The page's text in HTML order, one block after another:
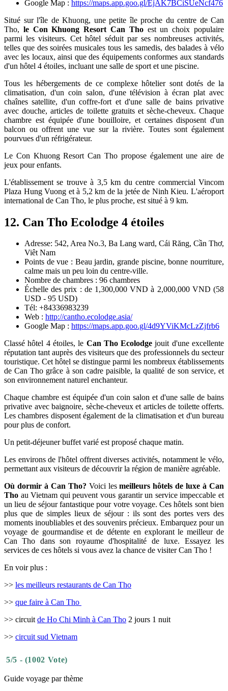
Google Map : https://maps.app.goo.gl/EjAK7BCiSUeNcf476
Situé sur l'île de Khuong, une petite île proche du centre de Can
Tho, le Con Khuong Resort Can Thoest un choix populaire
parmi les visiteurs. Cet hôtel séduit par ses nombreuses activités,
telles que des soirées musicales tous les samedis, des balades à vélo
avec les locaux, ainsi que des équipements conformes aux standards
d'un hôtel 4 étoiles, incluant une salle de sport et une piscine.
Tous les hébergements de ce complexe hôtelier sont dotés de la
climatisation, d'un coin salon, d'une télévision à écran plat avec
chaînes satellite, d'un coffre-fort et d'une salle de bains privative
avec douche, articles de toilette gratuits et sèche-cheveux. Chaque
chambre est équipée d'une bouilloire, et certaines disposent d'un
balcon ou offrent une vue sur la rivière. Toutes sont également
pourvues d'un réfrigérateur.
Le Con Khuong Resort Can Tho propose également une aire de
jeux pour enfants.
L'établissement se trouve à 3,5 km du centre commercial Vincom
Plaza Hung Vuong et à 5,2 km de la jetée de Ninh Kieu. L'aéroport
international de Can Tho, le plus proche, est situé à 9 km.
12. Can Tho Ecolodge 4 étoiles
Adresse: 542, Area No.3, Ba Lang ward, Cái Răng, Cần Thơ,
Viêt Nam
Points de vue : Beau jardin, grande piscine, bonne nourriture,
calme mais un peu loin du centre-ville.
Nombre de chambres : 96 chambres
Échelle des prix : de 1,300,000 VND à 2,000,000 VND (58
USD - 95 USD)
Tél: +84336983239
Web : http://cantho.ecolodge.asia/
Google Map : https://maps.app.goo.gl/4d9YViKMcLzZjfrb6
Classé hôtel 4 étoiles, le Can Tho Ecolodge jouit d'une excellente
réputation tant auprès des visiteurs que des professionnels du secteur
touristique. Cet hôtel se distingue parmi les nombreux établissements
de Can Tho grâce à son cadre paisible, la qualité de son service, et
son environnement naturel enchanteur.
Chaque chambre est équipée d'un coin salon et d'une salle de bains
privative avec baignoire, sèche-cheveux et articles de toilette offerts.
Les chambres disposent également de la climatisation et d'un bureau
pour plus de confort.
Un petit-déjeuner buffet varié est proposé chaque matin.
Les environs de l'hôtel offrent diverses activités, notamment le vélo,
permettant aux visiteurs de découvrir la région de manière agréable.
Où dormir à Can Tho? Voici lesmeilleurs hôtels de luxe à Can
Tho au Vietnam qui peuvent vous garantir un service impeccable et
un lieu de séjour fantastique pour votre voyage. Ces hôtels sont bien
plus que de simples lieux de séjour : ils sont des portes vers des
moments inoubliables et des souvenirs précieux. Embarquez pour un
voyage de gourmandise et de détente en explorant le meilleur de
Can Tho dans son royaume d'hospitalité de luxe. Essayez les
services de ces hôtels si vous avez la chance de visiter Can Tho !
En voir plus :
>> les meilleurs restaurants de Can Tho
>> que faire à Can Tho
>> circuitde Ho Chi Minh à Can Tho 2 jours 1 nuit
>> circuit sud Vietnam
5/5 - (1002 Vote)
Guide voyage par thème